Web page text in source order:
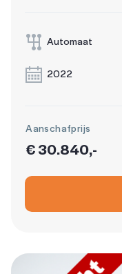
Automaat
2022
Aanschafprijs
€ 30.840,-